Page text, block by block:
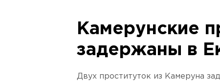
Камерунские
задержаны в
Двух проституток из Камеруна